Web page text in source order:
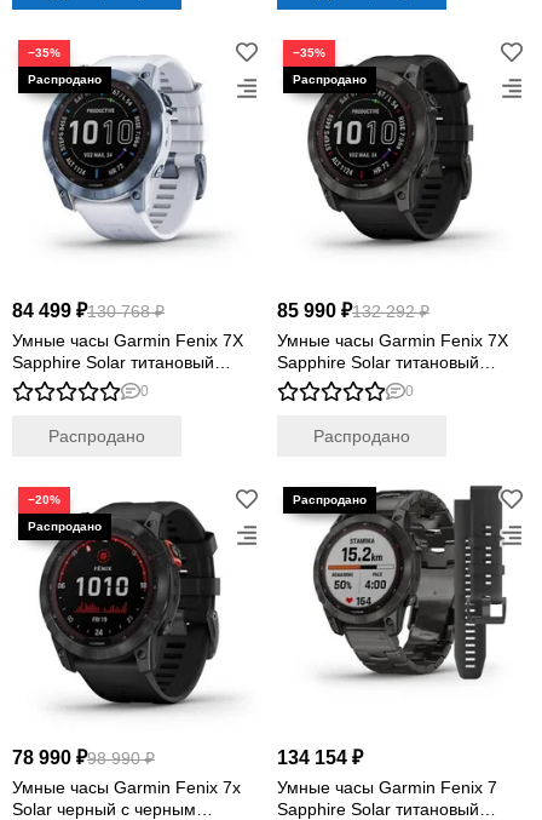
−35%
84 499 ₽130 768 ₽
Умные часы Garmin Fenix 7X
Sapphire Solar титановый
синий минерал DLC с белым
ремешком
0
Распродано
−35%
85 990 ₽132 292 ₽
Умные часы Garmin Fenix 7X
Sapphire Solar титановый
угольно-серый DLC с
силиконовым ремешком
0
Распродано
−20%
78 990 ₽98 990 ₽
Умные часы Garmin Fenix 7x
Solar черный с черным
134 154 ₽
Умные часы Garmin Fenix 7
Sapphire Solar титановый